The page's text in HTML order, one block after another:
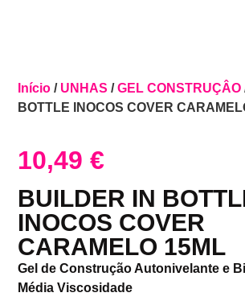
Início / UNHAS /GEL CONSTRUÇÂO
BOTTLE INOCOS COVER
10,49€
BUILDER IN
INOCOS COVER
CARAMELO 15ML
Gel de Construção Autonivelante e
Média Viscosidade